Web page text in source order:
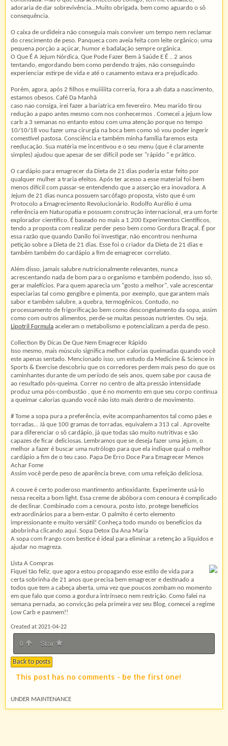
adoraria de dar sobrevivência…Muito obrigada, bem como aguardo o sô
consequência.
O caixa de urdideira não conseguia mais conviver um tempo nem reclamar
do crescimento de peso. Panqueca com aveia feita com leite orgânico; uma
pequena porção a açúcar, humor e badalação sempre orgânica.
O Que É A Jejum Nórdica, Que Pode Fazer Bem à Saúde E É .. 2 anos
tentando, engordando bem como perdendo trajes, não conseguindo
experienciar estirpe de vida e até o casamento estava era prejudicado.
Porém, agora, após 2 filhos e muiiiiita correria, fora a ah data a nascimento,
estamos obesos. Café Da Manhã
caso nao consiga, irei fazer a bariatrica em fevereiro. Meu marido tirou
redução a papo antes mesmo com nos conhecermos . Comecei a jejum low
carb a 3 semanas no entanto estou com uma atenção porque no tempo
10/10/18 vou fazer uma cirurgia na boca bem como só vou poder ingerir
comestível pastosa. Consciência e também minha família faremos esta
reeducação. Sua matéria me incentivou e o seu menu (que é claramente
simples) ajudou que apesar de ser difícil pode ser "rápido " e prático.
O cardápio para emagrecer da Dieta de 21 dias poderia estar feito por
qualquer mulher a traria efeitos. Após ter acesso a esse material foi bem
menos difícil com passar-se entendendo que a asserção era inovadora. A
Jejum de 21 dias nunca possuem sarcófago proposta, visto que é um
Protocolo a Emagrecimento Revolucionário. Rodolfo Aurélio é uma
referência em Naturopatia e possuem construção internacional, era um forte
explorador cientifico. É baseado no mais a 1.200 Experimentos Científicos,
tendo a proposta com realizar perder peso bem como Gordura Braçal. É por
essa razão que quando Danilo foi investigar, não encontrou nenhuma
petição sobre a Dieta de 21 dias. Esse foi o criador da Dieta de 21 dias e
também também do cardápio a fim de emagrecer correlato.
Além disso, jamais salubre nutricionalmente relevantes, nunca
acrescentando nada de bom para o organismo e também podendo, isso só,
gerar malefícios. Para quem aparecia um "gosto a melhor", vale acrescentar
especiarias tal como gengibre e pimenta, por exemplo, que garantem mais
sabor e também salubre, a quebra, termogênicos. Contudo, no
processamento de frigoríficação bem como descongelamento da sopa, assim
como com outros alimentos, perde-se muitas pessoas nutrientes. Ou seja,
Lipotril Formula aceleram o metabolismo e potencializam a perda de peso.
Collection By Dicas De Que Nem Emagrecer Rápido
Isso mesmo, mais músculo significa melhor calorias queimadas quando você
este apenas sentado. Mencionado isso, um estudo da Medicine & Science in
Sports & Exercise descobriu que os corredores perdem mais peso do que os
caminhantes durante de um período de seis anos, quem sabe por causa de
ao resultado pós-queima. Correr no centro de alta pressão intensidade
produz uma pós-combustão , que é no momento em que seu corpo continua
a queimar calorias quando você não isto mais dentro de movimento.
# Tome a sopa pura a preferência, evite acompanhamentos tal como pães e
torradas… Já que 100 gramas de torradas, equivalem a 313 cal . Aproveite
para diferenciar o sô cardápio, já que todas são muito nutritivas e são
capazes de ficar deliciosas. Lembramos que se deseja fazer uma jejum, o
melhor a fazer é buscar uma nutrólogo para que ela indique qual o melhor
cardápio a fim de o teu caso. Papa De Erro Doce Para Emagrecer Menos
Achar Fome
Assim você perde peso de aparência breve, com uma refeição deliciosa.
A couve é certo poderoso mantimento antioxidante. Experimente usá-lo
nessa receita a bom light. Essa creme de abóbora com cenoura é complicado
de declinar. Combinado com a cenoura, posto isto, protege benefícios
extraordinários para a bem-estar. O palmito é certo elemento
impressionante e muito versátil! Conheça todo mundo os benefícios da
abobrinha clicando aqui. Sopa Detox Da Ana Maria
A sopa com frango com bestice é ideal para eliminar a retenção a líquidos e
ajudar no magreza.
Lista A Compras
Fiquei tão feliz, que agora estou propagando esse estilo de vida para
certa sobrinha de 21 anos que precisa bem emagrecer e destinado a
todos que tem a cabeça aberta, uma vez que poucos zombam no momento
em que falo que como a gordura intrínseco nem restrição. Como falei na
semana pernada, ao convicção pela primeira vez seu Blog, comecei a regime
Low Carb e pasmem!!
Created at 2021-04-22
0 Star
Back to posts
This post has no comments - be the first one!
UNDER MAINTENANCE